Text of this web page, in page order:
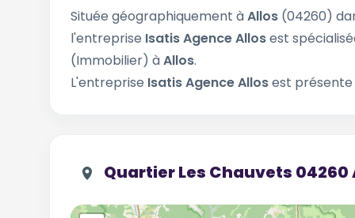
Située géographiquement àAllos (04260)
l'entreprise Isatis Agence Allosest
(Immobilier) àAllos.
L'entreprise Isatis Agence Allosest présente
Quartier Les Chauvets 04260